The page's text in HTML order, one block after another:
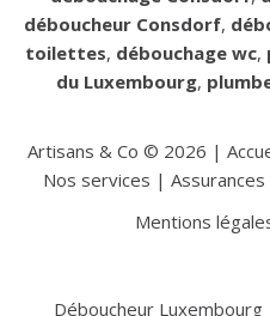
déboucheur Consdorf,
toilettes, débouchage wc,
du Luxembourg,
Artisans & Co © 2026 |
Nos services | Assurances
Mentions
Déboucheur Luxembourg